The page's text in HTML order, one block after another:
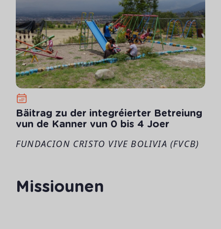
Bäitrag zu der integréierter Betreiung
vun de Kanner vun 0 bis 4 Joer
FUNDACION CRISTO VIVE BOLIVIA (FVCB)
Missiounen